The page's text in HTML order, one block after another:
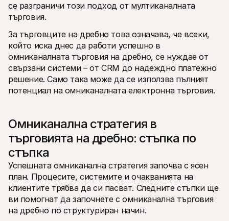
се разграничи този подход от мултиканалната
търговия.
За търговците на дребно това означава, че всеки,
който иска днес да работи успешно в
омниканалната търговия на дребно, се нуждае от
свързани системи – от CRM до надеждно платежно
решение. Само така може да се използва пълният
потенциал на омниканалната електронна търговия.
Омниканална стратегия в
търговията на дребно: стъпка по
стъпка
Успешната омниканална стратегия започва с ясен
план. Процесите, системите и очакванията на
клиентите трябва да си пасват. Следните стъпки ще
ви помогнат да започнете с омниканална търговия
на дребно по структуриран начин.